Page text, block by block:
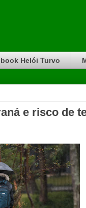
Helói Turvo
e risco de